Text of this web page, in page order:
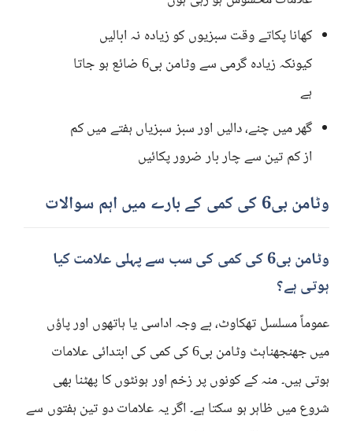
کھانا پکاتے وقت سبزیوں کو زیادہ نہ ابالیں
کیونکہ زیادہ گرمی سے وٹامن بی6 ضائع ہو جاتا
ہے
گھر میں چنے، دالیں اور سبز سبزیاں ہفتے میں کم
از کم تین سے چار بار ضرور پکائیں
وٹامن بی6 کی کمی کے بارے میں اہم سوالات
وٹامن بی6 کی کمی کی سب سے پہلی علامت کیا
ہوتی ہے؟
عموماً مسلسل تھکاوٹ، بے وجہ اداسی یا ہاتھوں اور پاؤں
میں جھنجھناہٹ وٹامن بی6 کی کمی کی ابتدائی علامات
ہوتی ہیں۔ منہ کے کونوں پر زخم اور ہونٹوں کا پھٹنا بھی
شروع میں ظاہر ہو سکتا ہے۔ اگر یہ علامات دو تین ہفتوں سے